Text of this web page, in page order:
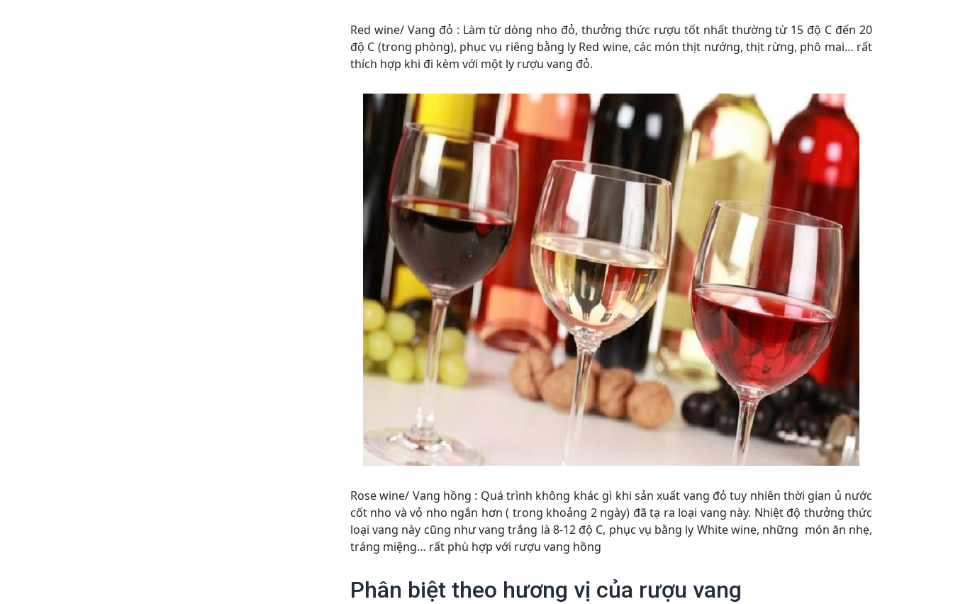
Red wine/ Vang đỏ : Làm từ dòng nho đỏ, thưởng thức rượu tốt nhất thường từ 15 độ C đến 20
độ C (trong phòng), phục vụ riêng bằng ly Red wine, các món thịt nướng, thịt rừng, phô mai… rất
thích hợp khi đi kèm với một ly rượu vang đỏ.
Rose wine/ Vang hồng : Quá trình không khác gì khi sản xuất vang đỏ tuy nhiên thời gian ủ nước
cốt nho và vỏ nho ngắn hơn ( trong khoảng 2 ngày) đã tạ ra loại vang này. Nhiệt độ thưởng thức
loại vang này cũng như vang trắng là 8-12 độ C, phục vụ bằng ly White wine, những món ăn nhẹ,
tráng miệng… rất phù hợp với rượu vang hồng
Phân biệt theo hương vị của rượu vang